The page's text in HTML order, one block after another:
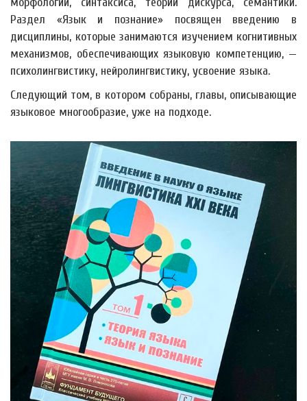
Раздел «Язык и познание» посвящен введению в
дисциплины, которые занимаются изучением когнитивных
механизмов, обеспечивающих языковую компетенцию, —
психолингвистику, нейролингвистику, усвоение языка.
Следующий том, в котором собраны, главы, описывающие
языковое многообразие, уже на подходе.